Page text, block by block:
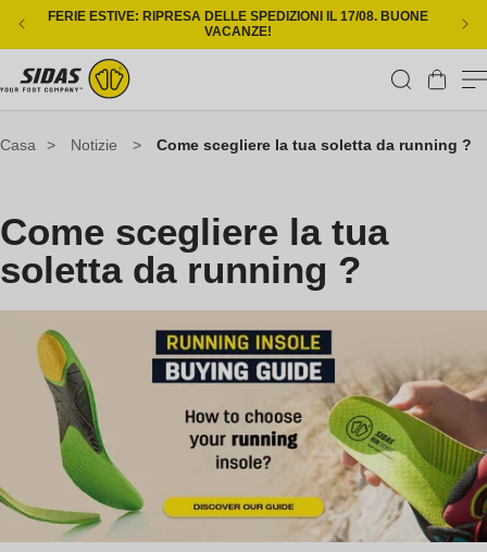
Vai direttamente ai contenuti
FERIE ESTIVE: RIPRESA DELLE SPEDIZIONI IL 17/08. BUONE
VACANZE!
Carrello
Casa > Notizie > Come scegliere la tua soletta da running ?
Come scegliere la tua
soletta da running ?